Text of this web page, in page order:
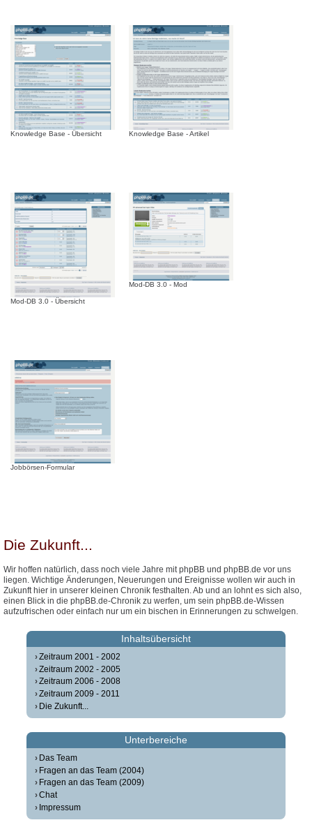
Knowledge Base - Übersicht Knowledge Base - Artikel
Mod-DB 3.0 - Übersicht
Mod-DB 3.0 - Mod
Jobbörsen-Formular
Die Zukunft...
Wir hoffen natürlich, dass noch viele Jahre mit phpBB und phpBB.de vor uns
liegen. Wichtige Änderungen, Neuerungen und Ereignisse wollen wir auch in
Zukunft hier in unserer kleinen Chronik festhalten. Ab und an lohnt es sich also,
einen Blick in die phpBB.de-Chronik zu werfen, um sein phpBB.de-Wissen
aufzufrischen oder einfach nur um ein bischen in Erinnerungen zu schwelgen.
Inhaltsübersicht
Zeitraum 2001 - 2002
Zeitraum 2002 - 2005
Zeitraum 2006 - 2008
Zeitraum 2009 - 2011
Die Zukunft...
Unterbereiche
Das Team
Fragen an das Team (2004)
Fragen an das Team (2009)
Chat
Impressum